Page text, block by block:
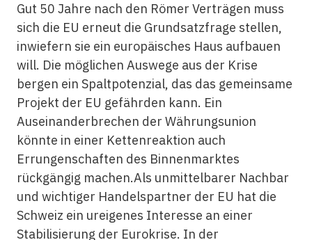
Gut 50 Jahre nach den Römer Verträgen muss
sich die EU erneut die Grundsatzfrage stellen,
inwiefern sie ein europäisches Haus aufbauen
will. Die möglichen Auswege aus der Krise
bergen ein Spaltpotenzial, das das gemeinsame
Projekt der EU gefährden kann. Ein
Auseinanderbrechen der Währungsunion
könnte in einer Kettenreaktion auch
Errungenschaften des Binnenmarktes
rückgängig machen.Als unmittelbarer Nachbar
und wichtiger Handelspartner der EU hat die
Schweiz ein ureigenes Interesse an einer
Stabilisierung der Eurokrise. In der